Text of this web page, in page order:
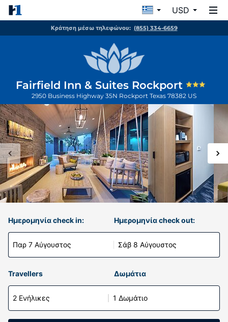
USD
Κράτηση μέσω τηλεφώνου: (855) 334-6659
Fairfield Inn & Suites Rockport
2950 Business Highway 35N Rockport Texas 78382 US
Ημερομηνία check in:
Παρ 7 Αύγουστος
Ημερομηνία check out:
Σάβ 8 Αύγουστος
Travellers Δωμάτια
2 Ενήλικες 1 Δωμάτιο